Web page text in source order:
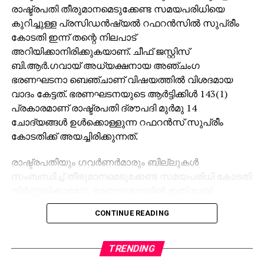
രാഷ്ട്രപതി തീരുമാനമെടുക്കേണ്ട സമയപരിധിയെ
കുറിച്ചുള്ള പ്രസിഡന്‍ഷ്യല്‍ റഫറന്‍സില്‍ സുപ്രീം
കോടതി ഇന്ന് തന്റെ നിലപാട്
അറിയിക്കാനിരിക്കുകയാണ്. ചീഫ് ജസ്റ്റിസ്
ബി.ആര്‍.ഗവായ് അധ്യക്ഷനായ അഞ്ചംഗ
ഭരണഘടനാ ബെഞ്ചാണ് വിഷയത്തില്‍ വിശദമായ
വാദം കേട്ടത്. ഭരണഘടനയുടെ ആര്‍ട്ടിക്കിള്‍ 143(1)
പ്രകാരമാണ് രാഷ്ട്രപതി ദ്രൗപദി മുര്‍മു 14
ചോദ്യങ്ങള്‍ ഉള്‍ക്കൊള്ളുന്ന റഫറന്‍സ് സുപ്രീം
കോടതിക്ക് അയച്ചിരിക്കുന്നത്.
രാഷ്ട്രപതിയും ഗവര്‍ണര്‍മാരും ബില്ലുകള്‍
സംബന്ധിച്ച് തീരുമാനമെടുക്കേണ്ട സമയപരിധി കോടതി
വ്യക്തമായ വ്യവസ്ഥകളുണ്ടോ? എന്നതാണ് ഇതിലെ
പ്രധാനമായ ചോദ്യങ്ങള്‍. കേരള സര്‍ക്കാര്‍ ഉള്‍പ്പെടെ
ചോദ്യം ചെയ്ത് വാദങ്ങള്‍ കോടതിയില്‍
CONTINUE READING
TRENDING